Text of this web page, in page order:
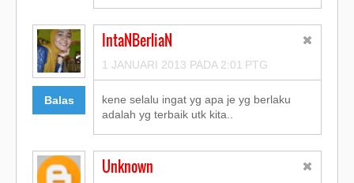
Balas
IntaNBerliaN
1 JANUARI 2013 PADA 2:01 PTG
kene selalu ingat yg apa je yg berlaku
adalah yg terbaik utk kita..
Unknown